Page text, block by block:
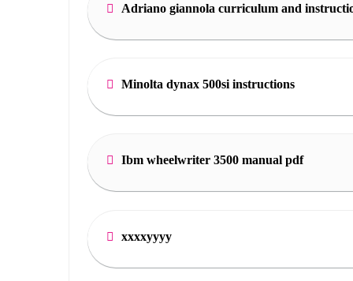
Adriano giannola curriculum and
Minolta dynax 500si instructions
Ibm wheelwriter 3500 manual pdf
xxxxyyyy